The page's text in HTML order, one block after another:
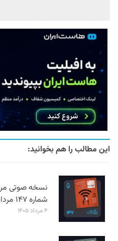
این مطالب را هم بخوانید:
نسخه صوتی
شماره ۱۴۷ مرداد ۱۴۰۵
۴ مرداد ۱۴۰۵